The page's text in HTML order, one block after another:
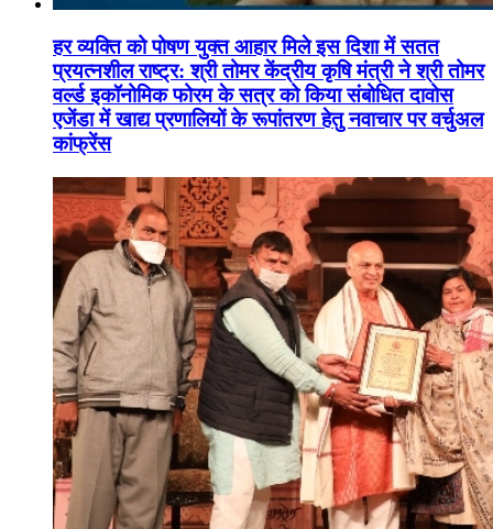
हर व्यक्ति को पोषण युक्त आहार मिले इस दिशा में सतत
प्रयत्नशील राष्ट्र: श्री तोमर केंद्रीय कृषि मंत्री ने श्री तोमर
वर्ल्ड इकॉनोमिक फोरम के सत्र को किया संबोधित दावोस
एजेंडा में खाद्य प्रणालियों के रूपांतरण हेतु नवाचार पर वर्चुअल
कांफ्रेंस